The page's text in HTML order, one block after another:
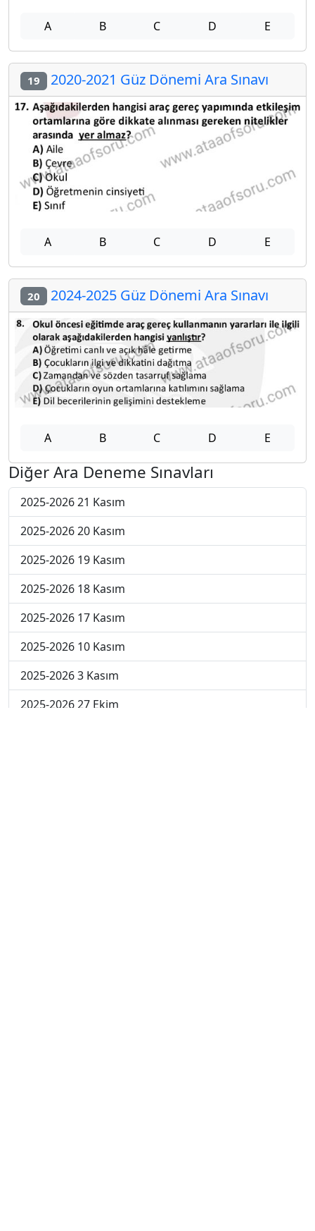
A B C D E
19 2020-2021 Güz Dönemi Ara Sınavı
A B C D E
20 2024-2025 Güz Dönemi Ara Sınavı
A B C D E
Diğer Ara Deneme Sınavları
2025-2026 21 Kasım
2025-2026 20 Kasım
2025-2026 19 Kasım
2025-2026 18 Kasım
2025-2026 17 Kasım
2025-2026 10 Kasım
2025-2026 3 Kasım
2025-2026 27 Ekim